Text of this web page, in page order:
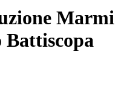
Marmi